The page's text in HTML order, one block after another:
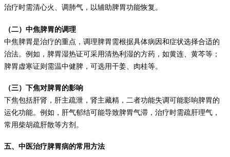
治疗时需清心火、调肺气，以辅助脾胃功能恢复。
（二）中焦脾胃的调理
中焦脾胃是治疗的重点，调理脾胃需根据具体病因和症状选择合适的
治法。例如，脾胃湿热证可采用清热利湿的方药，如黄连、黄芩等；
脾胃虚寒证则需温中健脾，可选用干姜、肉桂等。
（三）下焦对脾胃的影响
下焦包括肝肾，肝主疏泄，肾主藏精，二者功能失调可能影响脾胃的
运化功能。例如，肝气郁结可能导致脾胃气滞，治疗时需疏肝理气，
常用柴胡疏肝散等方剂。
五、中医治疗脾胃病的常用方法